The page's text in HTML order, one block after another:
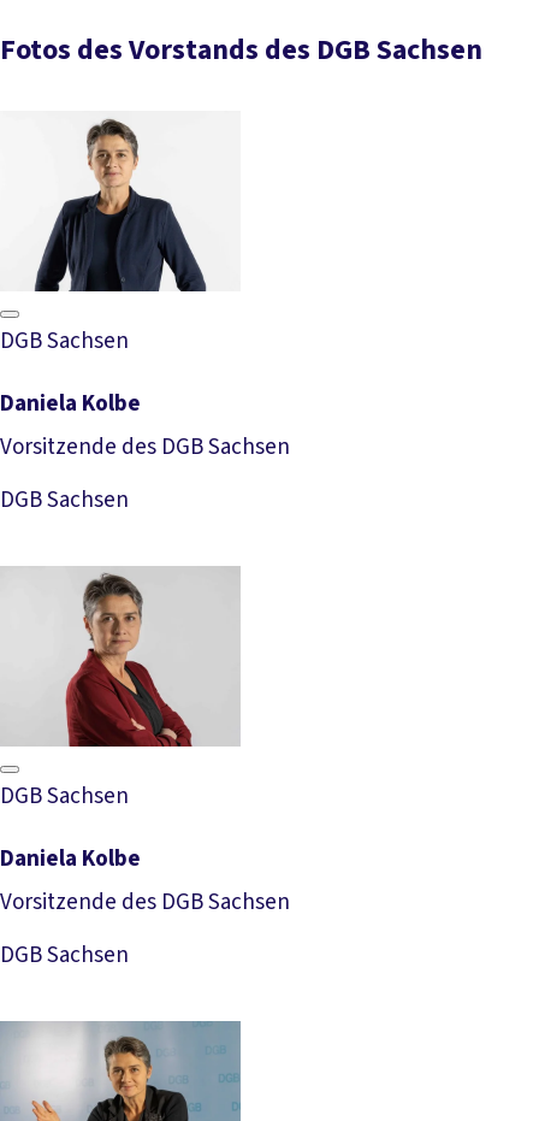
Fotos des Vorstands des DGB Sachsen
DGB Sachsen
Daniela Kolbe
Vorsitzende des DGB Sachsen
DGB Sachsen
DGB Sachsen
Daniela Kolbe
Vorsitzende des DGB Sachsen
DGB Sachsen